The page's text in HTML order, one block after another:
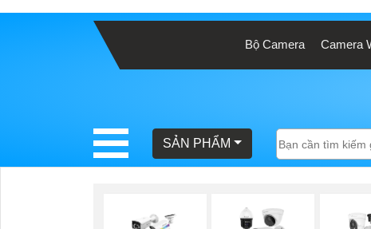
Bộ Camera Camera
SẢN PHẨM